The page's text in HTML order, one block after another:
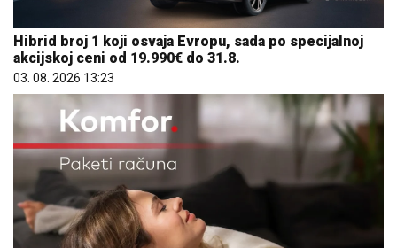
Hibrid broj 1 koji osvaja Evropu, sada po specijalnoj
akcijskoj ceni od 19.990€ do 31.8.
03. 08. 2026 13:23